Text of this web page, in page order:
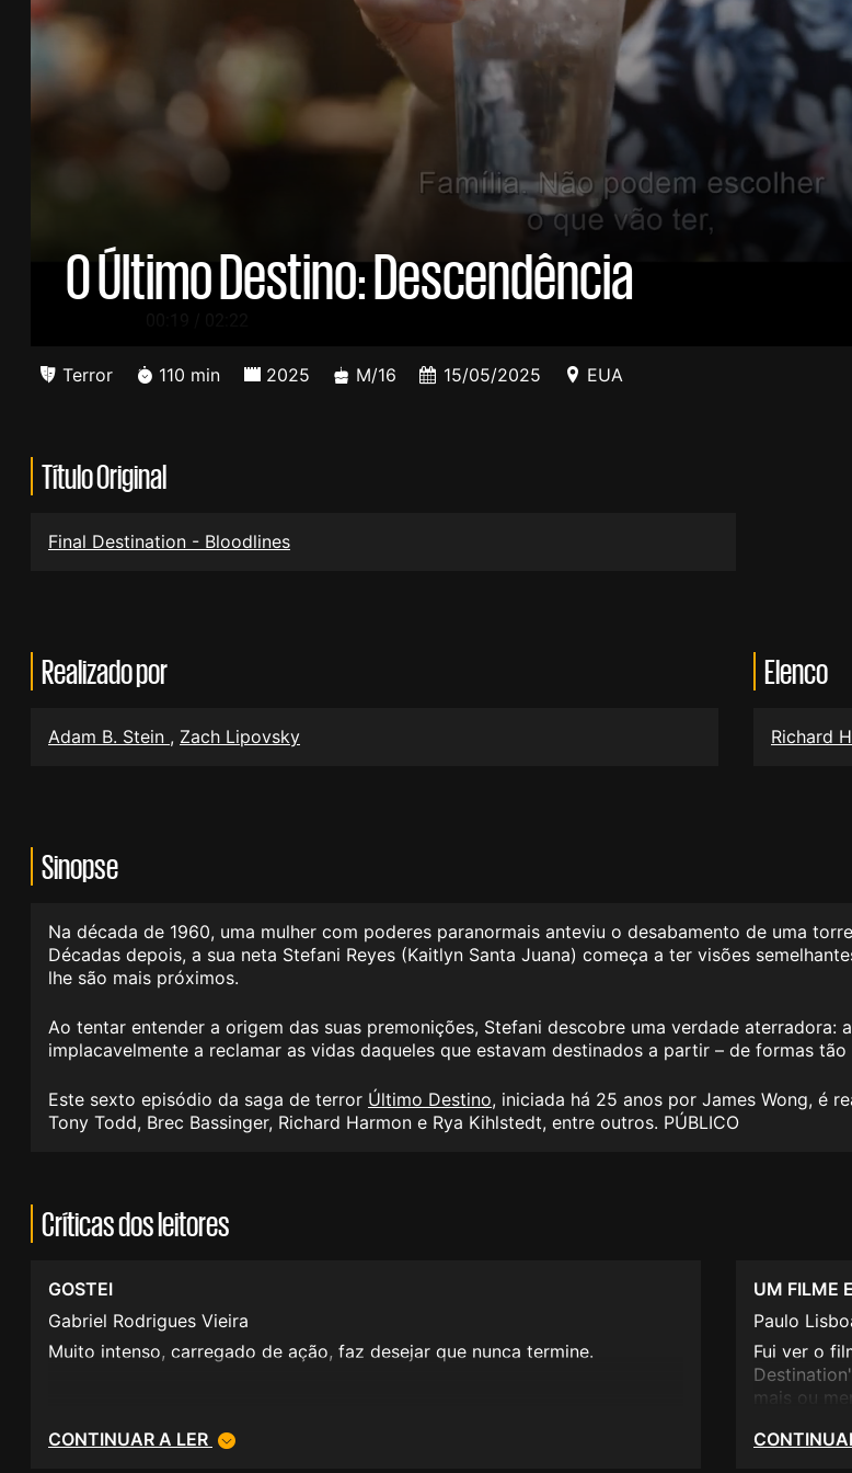
O Último Destino: Descendência
Terror 110 min 2025 M/16 15/05/2025 EUA
Título Original
Final Destination - Bloodlines
Realizado por
Adam B. Stein , Zach Lipovsky
Elenco
Richard
Sinopse
Na década de 1960, uma mulher com poderes paranormais anteviu o desabamento de uma
Décadas depois, a sua neta Stefani Reyes (Kaitlyn Santa Juana) começa a ter visões
lhe são mais próximos.
Ao tentar entender a origem das suas premonições, Stefani descobre uma verdade
implacavelmente a reclamar as vidas daqueles que estavam destinados a partir – de formas
Este sexto episódio da saga de terror Último Destino, iniciada há 25 anos por James Wong, é
Tony Todd, Brec Bassinger, Richard Harmon e Rya Kihlstedt, entre outros. PÚBLICO
Críticas dos leitores
GOSTEI
Gabriel Rodrigues Vieira
Muito intenso, carregado de ação, faz desejar que nunca termine.
CONTINUAR A LER
UM FILME
Paulo
Fui ver o
mais ou
filmes.